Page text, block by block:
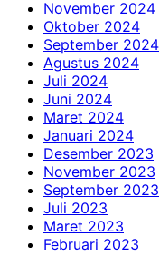
November 2024
Oktober 2024
September 2024
Agustus 2024
Juli 2024
Juni 2024
Maret 2024
Januari 2024
Desember 2023
November 2023
September 2023
Juli 2023
Maret 2023
Februari 2023